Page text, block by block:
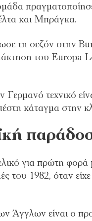
και Μπράγκα.
τη σεζόν στην
του Europa
τεχνικό
κάταγμα στην
για πρώτη φορά
του 1982, όταν
Άγγλων είναι ο